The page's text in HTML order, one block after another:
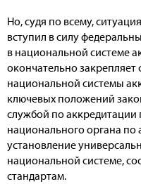
Но, судя по всему,
вступил в силу
в национальной системе
окончательно
национальной системы
ключевых положений
службой по
национального органа по
установление
национальной системе,
стандартам.